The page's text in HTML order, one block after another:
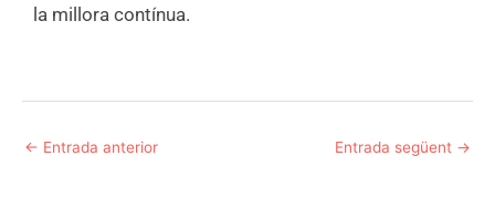
la millora contínua.
← Entrada anterior Entrada següent →